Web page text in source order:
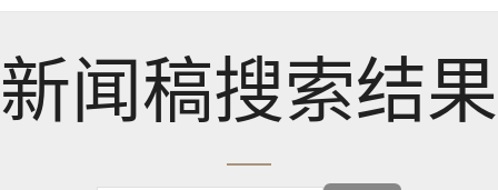
新闻稿搜索结果